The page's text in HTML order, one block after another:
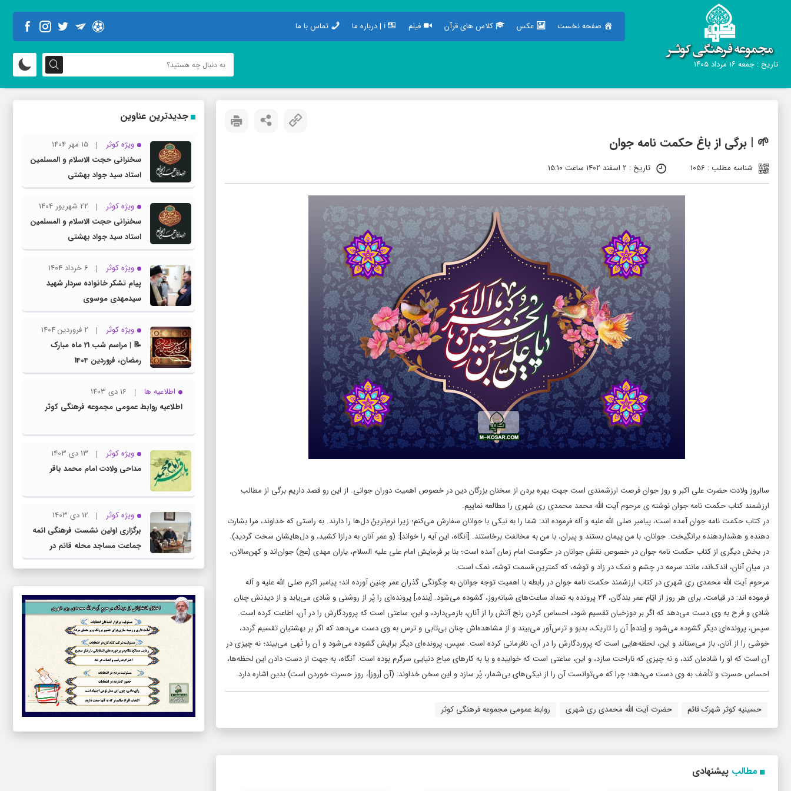
صفحه نخست عکس کلاس های قرآن فیلم ℹ️ | درباره ما تماس با ما
تاریخ : جمعه ۱۶ مرداد ۱۴۰۵
🌱 | برگی از باغ حکمت نامه جوان
شناسه مطلب : 1056 تاریخ : 2 اسفند 1402 ساعت 15:10
سالروز ولادت حضرت علی اکبر و روز جوان فرصت ارزشمندی است جهت بهره بردن از سخنان بزرگان دین در خصوص اهمیت دوران جوانی. از این رو قصد داریم برگی از مطالب
ارزشمند کتاب حکمت نامه جوان نوشته ی مرحوم آیت الله محمد محمدی ری شهری را مطالعه نماییم.
در کتاب حکمت نامه جوان آمده است، پیامبر صلى الله علیه و آله فرموده اند: شما را به نیکى با جوانان سفارش مى‌کنم؛ زیرا نرم‌ترینْ دل‌ها را دارند. به راستى که خداوند، مرا بشارت
دهنده و هشداردهنده برانگیخت. جوانان، با من پیمان بستند و پیران، با من به مخالفت برخاستند. [آنگاه، این آیه را خواند]: (و عمر آنان به درازا کشید، و دل‌هایشان سخت گردید).
در بخش دیگری از کتاب حکمت نامه جوان در خصوص نقش جوانان در حکومت امام زمان آمده است؛ بنا بر فرمایش امام على علیه السلام، یاران مهدى (عج) جوان‌اند و کهن‌سالان،
در میان آنان، اندک‌اند، مانند سرمه در چشم و نمک در زاد و توشه، که کمترین قسمت توشه، نمک است.
مرحوم آیت الله محمدی ری شهری در کتاب ارزشمند حکمت نامه جوان در رابطه با اهمیت توجه جوانان به چگونگی گذران عمر چنین آورده اند؛ پیامبر اکرم صلى الله علیه و آله
فرموده اند: در قیامت، براى هر روز از ایّام عمر بندگان، ٢۴ پرونده به تعداد ساعت‌هاى شبانه‌روز، گشوده مى‌شود. [بنده،] پرونده‌اى را پُر از روشنى و شادى مى‌یابد و از دیدنش چنان
شادى و فرح به وى دست مى‌دهد که اگر بر دوزخیان تقسیم شود، احساس کردن رنج آتش را از آنان، بازمى‌دارد، و این، ساعتى است که پروردگارش را در آن، اطاعت کرده است.
سپس، پرونده‌اى دیگر گشوده مى‌شود و [بنده] آن را تاریک، بدبو و ترس‌آور مى‌بیند و از مشاهده‌اش چنان بى‌تابى و ترس به وى دست مى‌دهد که اگر بر بهشتیان تقسیم گردد،
خوشى را از آنان، باز مى‌ستانَد و این، لحظه‌هایى است که پروردگارش را در آن، نافرمانى کرده است. سپس، پرونده‌اى دیگر برایش گشوده مى‌شود و آن را تُهى مى‌بیند؛ نه چیزى در
آن است که او را شادمان کند، و نه چیزى که ناراحت سازد، و این، ساعتى است که خوابیده و یا به کارهاى مباح دنیایى سرگرم بوده است. آنگاه، به جهت از دست دادن این لحظه‌ها،
احساس حسرت و تأسّف به وى دست مى‌دهد؛ چرا که مى‌توانست آن را از نیکى‌هاى بى‌شمار، پُر سازد و این سخن خداوند: (آن [روز]، روز حسرت خوردن است) بدین اشاره دارد.
حسینیه کوثر شهرک قائم حضرت آیت الله محمدی ری شهری روابط عمومی مجموعه فرهنگی کوثر
مطالب پیشنهادی
جدیدترین عناوین
ویژه کوثر
15 مهر 1404
سخنرانی حجت الاسلام و المسلمین
استاد سید جواد بهشتی
ویژه کوثر
22 شهریور 1404
سخنرانی حجت الاسلام و المسلمین
استاد سید جواد بهشتی
ویژه کوثر
6 خرداد 1404
پیام تشکر خانواده سردار شهید
سیدمهدی موسوی
ویژه کوثر
2 فروردین 1404
📝 | مراسم شب 21 ماه مبارک
رمضان، فروردین 1404
اطلاعیه ها
16 دی 1403
اطلاعیه روابط عمومی مجموعه فرهنگی کوثر
ویژه کوثر
13 دی 1403
مداحی ولادت امام محمد باقر
ویژه کوثر
12 دی 1403
برگزاری اولین نشست فرهنگی ائمه
جماعت مساجد محله قائم در
مجموعه فرهنگی کوثر